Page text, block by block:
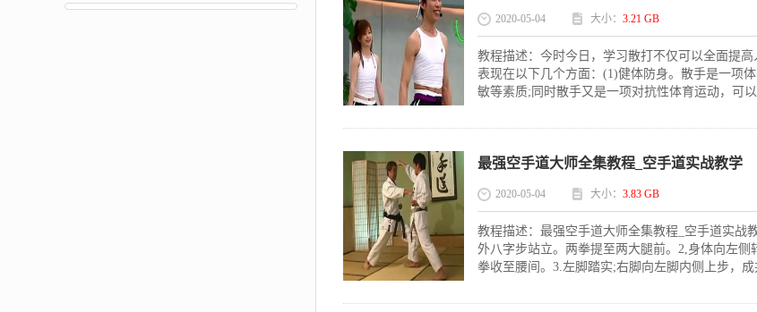
2020-05-04 大小： 3.21 GB
教程描述：今时今日，学习散打不仅可以全面提
表现在以下几个方面：(1)健体防身。散手是一项
敏等素质;同时散手又是一项对抗性体育运动，可
最强空手道大师全集教程_空手道实战教学
2020-05-04 大小： 3.83 GB
教程描述：最强空手道大师全集教程_空手道实战
外八字步站立。两拳提至两大腿前。2,身体向左
拳收至腰间。3.左脚踏实;右脚向左脚内侧上步，